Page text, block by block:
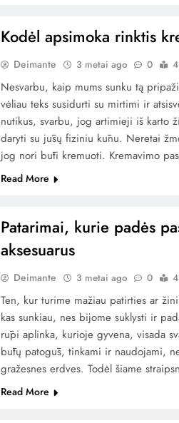
Kodėl apsimoka rinktis
Deimante 3 metai ago 0
Nesvarbu, kaip mums sunku tą
vėliau teks susidurti su mirtimi ir
nutikus, svarbu, jog artimieji iš karto
daryti su jūsų fiziniu kūnu. Neretai
jog nori būti kremuoti. Kremavimo
Read More
Patarimai, kurie padės
aksesuarus
Deimante 3 metai ago 0
Ten, kur turime mažiau patirties ar
kas sunkiau, nes bijome suklysti ir
rūpi aplinka, kurioje gyvena, visada
būtų patogūs, tinkami ir naudojami,
gražesnes erdves. Todėl šiame
Read More